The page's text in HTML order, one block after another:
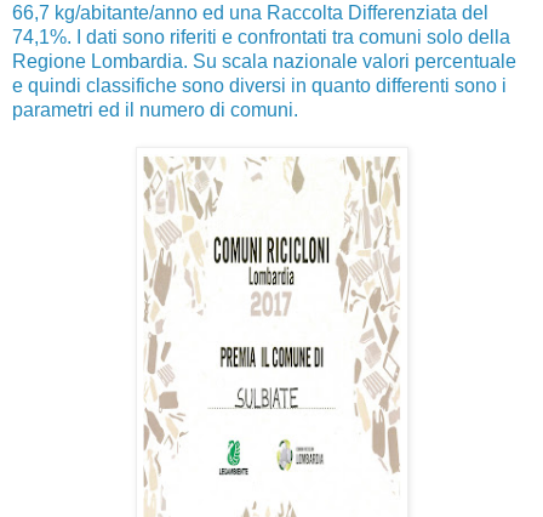
66,7 kg/abitante/anno ed una Raccolta Differenziata del
74,1%. I dati sono riferiti e confrontati tra comuni solo della
Regione Lombardia. Su scala nazionale valori percentuale
e quindi classifiche sono diversi in quanto differenti sono i
parametri ed il numero di comuni.